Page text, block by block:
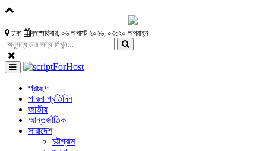
ঢাকা বৃহস্পতিবার, ০৬ অগাস্ট ২০২৬, ০৩:২০ অপরাহ্ন
প্রচ্ছদ
পাবনা প্রতিদিন
জাতীয়
আন্তর্জাতিক
সারাদেশ
চট্টগ্রাম